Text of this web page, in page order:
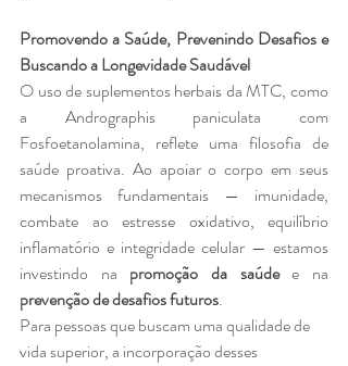
Promovendo a Saúde, Prevenindo Desafios e
Buscando a Longevidade Saudável
O uso de suplementos herbais da MTC, como
a Andrographis paniculata com
Fosfoetanolamina, reflete uma filosofia de
saúde proativa. Ao apoiar o corpo em seus
mecanismos fundamentais — imunidade,
combate ao estresse oxidativo, equilíbrio
inflamatório e integridade celular — estamos
investindo na promoção da saúde
prevenção de desafios futuros.
Para pessoas que buscam uma qualidade de
vida superior, a incorporação desses